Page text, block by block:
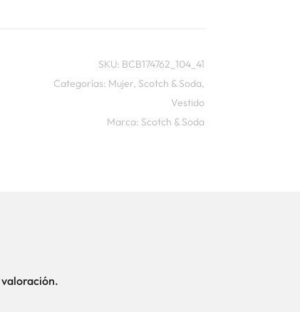
SKU: BCB174762_104_41
Categorías: Mujer, Scotch & Soda,
Vestido
Marca: Scotch & Soda
valoración.